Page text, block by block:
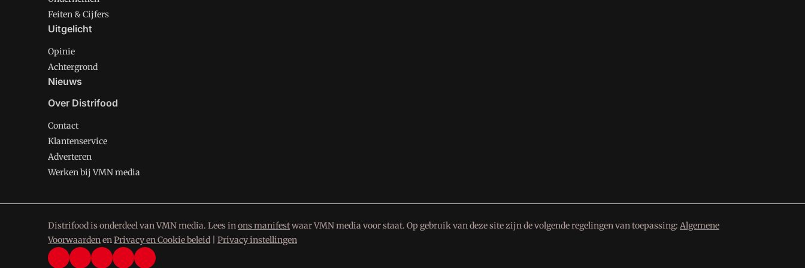
Feiten & Cijfers
Uitgelicht
Opinie
Achtergrond
Nieuws
Over Distrifood
Contact
Klantenservice
Adverteren
Werken bij VMN media
Distrifood is onderdeel van VMN media. Lees inons manifestwaar VMN media voor staat. Op gebruik van deze site zijn de volgende regelingen van toepassing: Algemene
VoorwaardenenPrivacy en Cookie beleid Privacy instellingen